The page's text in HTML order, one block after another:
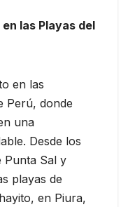
las Playas del
en las
Perú, donde
una
Desde los
Punta Sal y
playas de
en Piura,